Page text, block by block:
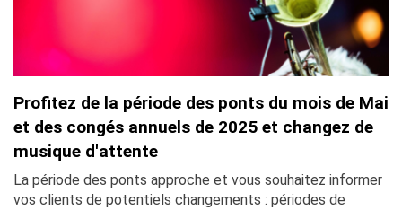
Profitez de la période des ponts du mois de Mai
et des congés annuels de 2025 et changez de
musique d'attente
La période des ponts approche et vous souhaitez informer
vos clients de potentiels changements : périodes de